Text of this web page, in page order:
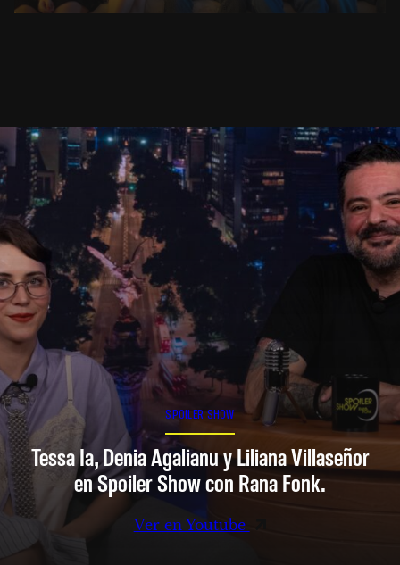
SPOILER SHOW
Tessa Ia, Denia Agalianu y Liliana Villaseñor
en Spoiler Show con Rana Fonk.
Ver en Youtube